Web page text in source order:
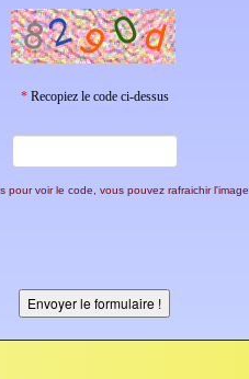
*Recopiez le code ci-dessus
pour voir le code, vous pouvez rafraichir l'image